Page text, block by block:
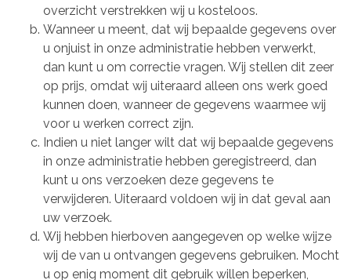
overzicht verstrekken wij u kosteloos.
Wanneer u meent, dat wij bepaalde gegevens over
u onjuist in onze administratie hebben verwerkt,
dan kunt u om correctie vragen. Wij stellen dit zeer
op prijs, omdat wij uiteraard alleen ons werk goed
kunnen doen, wanneer de gegevens waarmee wij
voor u werken correct zijn.
Indien u niet langer wilt dat wij bepaalde gegevens
in onze administratie hebben geregistreerd, dan
kunt u ons verzoeken deze gegevens te
verwijderen. Uiteraard voldoen wij in dat geval aan
uw verzoek.
Wij hebben hierboven aangegeven op welke wijze
wij de van u ontvangen gegevens gebruiken. Mocht
u op enig moment dit gebruik willen beperken,